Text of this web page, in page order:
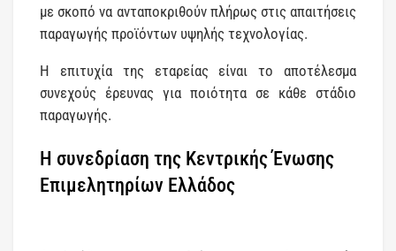
με σκοπό να ανταποκριθούν πλήρως στις απαιτήσεις
παραγωγής προϊόντων υψηλής τεχνολογίας.
Η επιτυχία της εταρείας είναι το αποτέλεσμα
συνεχούς έρευνας για ποιότητα σε κάθε στάδιο
παραγωγής.
Η συνεδρίαση της Κεντρικής Ένωσης
Επιμελητηρίων Ελλάδος